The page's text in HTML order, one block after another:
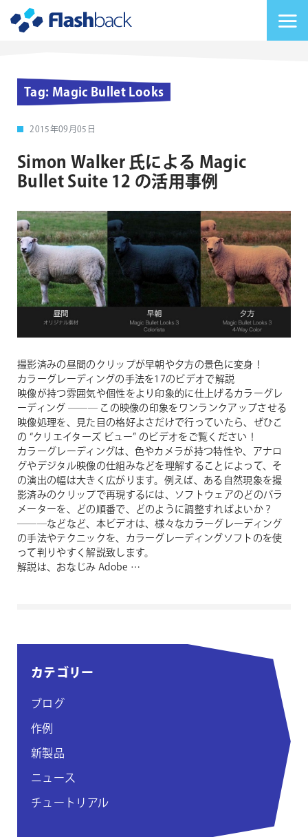
Tag: Magic Bullet Looks
2015年09月05日
Simon Walker 氏による Magic
Bullet Suite 12 の活用事例
撮影済みの昼間のクリップが早朝や夕方の景色に変身！
カラーグレーディングの手法を17のビデオで解説
映像が持つ雰囲気や個性をより印象的に仕上げるカラーグレ
ーディング ─── この映像の印象をワンランクアップさせる
映像処理を、見た目の格好よさだけで行っていたら、ぜひこ
の “クリエイターズ ビュー” のビデオをご覧ください！
カラーグレーディングは、色やカメラが持つ特性や、アナロ
グやデジタル映像の仕組みなどを理解することによって、そ
の演出の幅は大きく広がります。例えば、ある自然現象を撮
影済みのクリップで再現するには、ソフトウェアのどのパラ
メーターを、どの順番で、どのように調整すればよいか？
───などなど、本ビデオは、様々なカラーグレーディング
の手法やテクニックを、カラーグレーディングソフトのを使
って判りやすく解説致します。
解説は、おなじみ Adobe …
カテゴリー
ブログ
作例
新製品
ニュース
チュートリアル